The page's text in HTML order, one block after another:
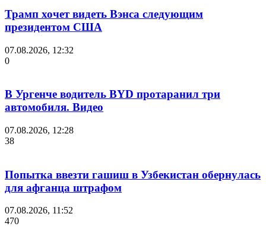
Трамп хочет видеть Вэнса следующим
президентом США
07.08.2026, 12:32
0
В Ургенче водитель BYD протаранил три
автомобиля. Видео
07.08.2026, 12:28
38
Попытка ввезти гашиш в Узбекистан обернулась
для афганца штрафом
07.08.2026, 11:52
470